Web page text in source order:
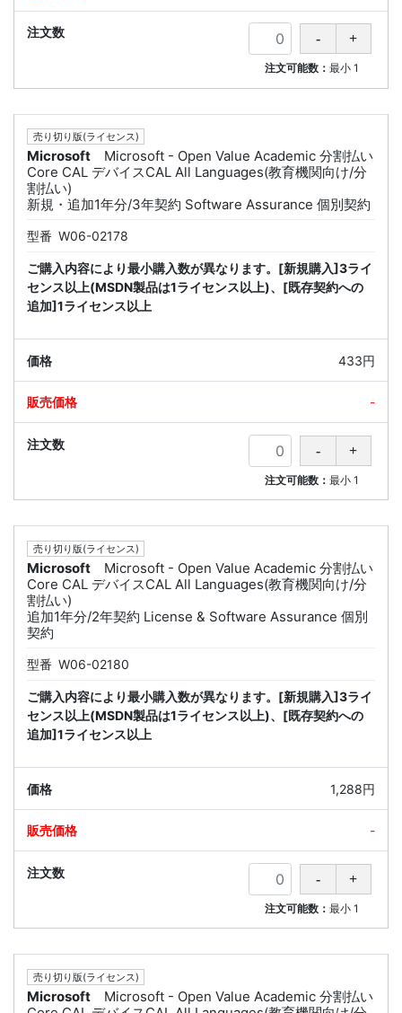
注文可能数：最小 1
売り切り版(ライセンス)
Microsoft
Microsoft - Open Value Academic 分割払い
Core CAL デバイスCAL All Languages(教育機関向け/分
割払い)
新規・追加1年分/3年契約 Software Assurance 個別契約
型番 W06-02178
ご購入内容により最小購入数が異なります。[新規購入]3ライ
センス以上(MSDN製品は1ライセンス以上)、[既存契約への
追加]1ライセンス以上
433円
-
注文可能数：最小 1
売り切り版(ライセンス)
Microsoft
Microsoft - Open Value Academic 分割払い
Core CAL デバイスCAL All Languages(教育機関向け/分
割払い)
追加1年分/2年契約 License & Software Assurance 個別
契約
型番 W06-02180
ご購入内容により最小購入数が異なります。[新規購入]3ライ
センス以上(MSDN製品は1ライセンス以上)、[既存契約への
追加]1ライセンス以上
1,288円
-
注文可能数：最小 1
売り切り版(ライセンス)
Microsoft
Microsoft - Open Value Academic 分割払い